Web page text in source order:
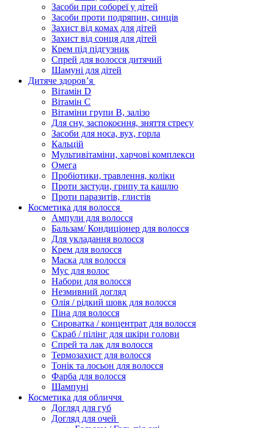
Засоби при собореї у дітей
Засоби проти подряпин, синців
Захист від комах для дітей
Захист від сонця для дітей
Крем під підгузник
Спрей для волосся дитячий
Шамуні для дітей
Дитяче здоров’я
Вітамін D
Вітамін С
Вітаміни групи В, залізо
Для сну, заспокоєння, зняття стресу
Засоби для носа, вух, горла
Кальцій
Мультивітаміни, харчові комплекси
Омега
Пробіотики, травлення, коліки
Проти застуди, грипу та кашлю
Проти паразитів, глистів
Косметика для волосся
Ампули для волосся
Бальзам/ Кондиціонер для волосся
Для укладання волосся
Крем для волосся
Маска для волосся
Мус для волос
Набори для волосся
Незмивний догляд
Олія / рідкий шовк для волосся
Піна для волосся
Сироватка / концентрат для волосся
Скраб / пілінг для шкіри голови
Спрей та лак для волосся
Термозахист для волосся
Тонік та лосьон для волосся
Фарба для волосся
Шампуні
Косметика для обличчя
Догляд для губ
Догляд для очей